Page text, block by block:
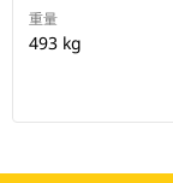
重量
493 kg